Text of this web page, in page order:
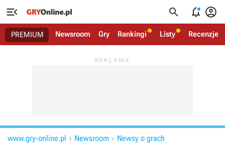
   
PREMIUM Newsroom Gry Rankingi Listy Recenzje
www.gry-online.pl  Newsroom  Newsy o grach